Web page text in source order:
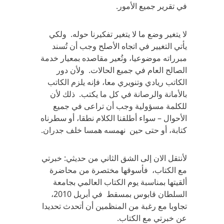
في تقرير جميع الأمور.
لا يتغير وضع ما لا يتغير تفكيرنا حوله. ولكي
يأتي التغيير في اتجاه الأصلح وجب أن تُسند
مبرراته موضوعيا، وتُعير مقاصده بمعيار خدمة
الصالح العام في جميع الحالات. ولأن دور
الكاتب ريادي وتنويري معا، فإنه يلزم الكاتب
بالأمانة والرصانة في كل ما يكتب. ذلك لأن
للكلمة مسؤولية وجب أن تراعى في جميع
الأحوال – سواء أطلقنا الكلام نطقا، أو سطرناه
كتابة، أو حتى حين نهمسه همسا خلف جدران.
لأنتقل الان إلى الشق الثاني من حديثي: خبرتي
مع الكتاب، فأسوقها مختصرة من محاضرة
ألقيتها بمناسبة يوم الكتاب العالمي بجامعة
السلطان قابوس بمسقط في أبريل 2010،
تجاوبا مع رغبة من المنظمين أن أتحدث تحديدا
عن خبرتي مع الكتاب.